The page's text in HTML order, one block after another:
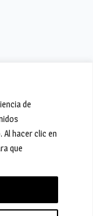
de
hacer clic en
que